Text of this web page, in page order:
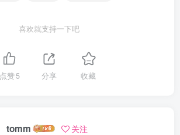
喜欢就支持一下吧
点赞5 分享 收藏
tomm 关注